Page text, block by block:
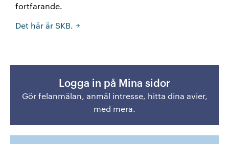
Sök ledigt
Jobba hos oss
fortfarande.
Det här är SKB.
Logga in på Mina sidor
Gör felanmälan, anmäl intresse, hitta dina avier,
med mera.